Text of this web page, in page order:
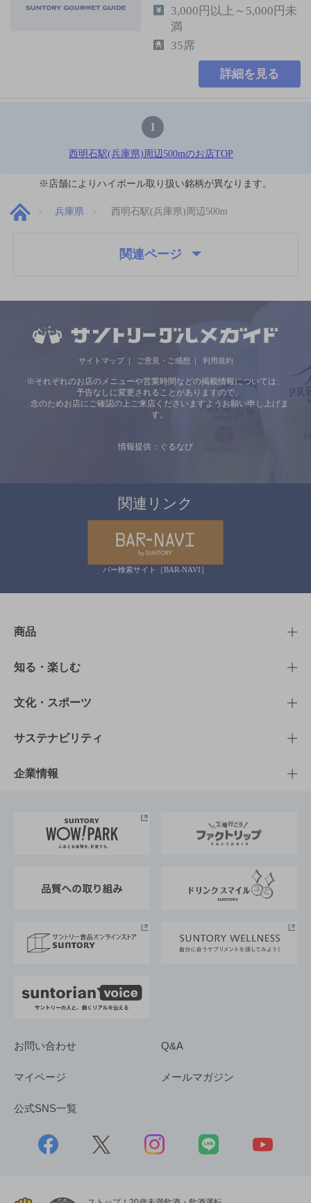
3,000円以上～5,000円未
満
35席
詳細を見る
1
西明石駅(兵庫県)周辺500mのお店TOP
※店舗によりハイボール取り扱い銘柄が異なります。
兵庫県 西明石駅(兵庫県)周辺500m
関連ページ
サイトマップ ご意見・ご感想 利用規約
※それぞれのお店のメニューや営業時間などの掲載情報については、
予告なしに変更されることがありますので、
念のためお店にご確認の上ご来店くださいますようお願い申し上げま
す。
情報提供：ぐるなび
関連リンク
バー検索サイト［BAR-NAVI］
商品
商品TOP
商品一覧
商品発売情報
栄養成分一覧
知る・楽しむ
知る・楽しむTOP
キャンペーン
工場見学
地域情報
文化・スポーツ
文化・スポーツTOP
サントリーホール
サントリーサンバーズ大阪
サステナビリティ
サステナビリティTOP
サントリーが考えるサステナビリティ経営
企業情報
企業概要
採用情報
お問い合わせ Q&A
マイページ メールマガジン
公式SNS一覧